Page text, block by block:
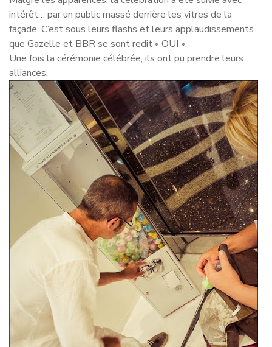
intérêt… par un public massé derrière les vitres de la
façade. C’est sous leurs flashs et leurs applaudissements
que Gazelle et BBR se sont redit « OUI ».
Une fois la cérémonie célébrée, ils ont pu prendre leurs
alliances.